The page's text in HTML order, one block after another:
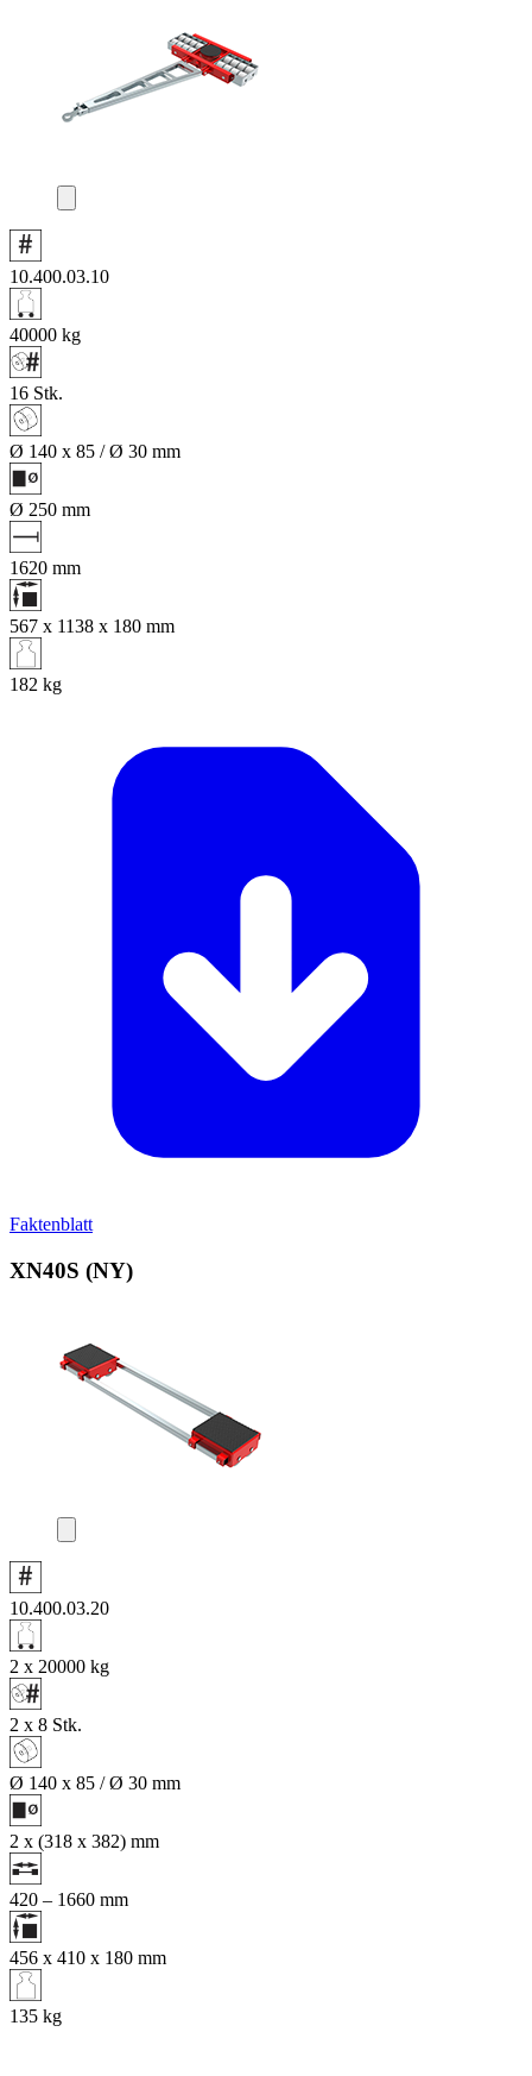
10.400.03.10
40000 kg
16 Stk.
Ø 140 x 85 / Ø 30 mm
Ø 250 mm
1620 mm
567 x 1138 x 180 mm
182 kg
Faktenblatt
XN40S (NY)
10.400.03.20
2 x 20000 kg
2 x 8 Stk.
Ø 140 x 85 / Ø 30 mm
2 x (318 x 382) mm
420 – 1660 mm
456 x 410 x 180 mm
135 kg